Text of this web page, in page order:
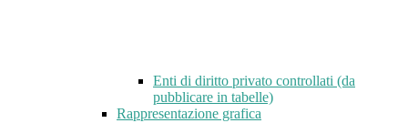
Enti di diritto privato controllati (da
pubblicare in tabelle)
Rappresentazione grafica